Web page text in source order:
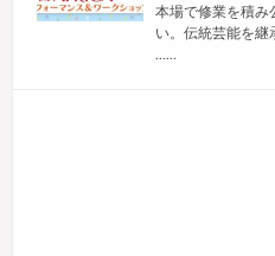
本場で修業を積み
い。伝統芸能を継